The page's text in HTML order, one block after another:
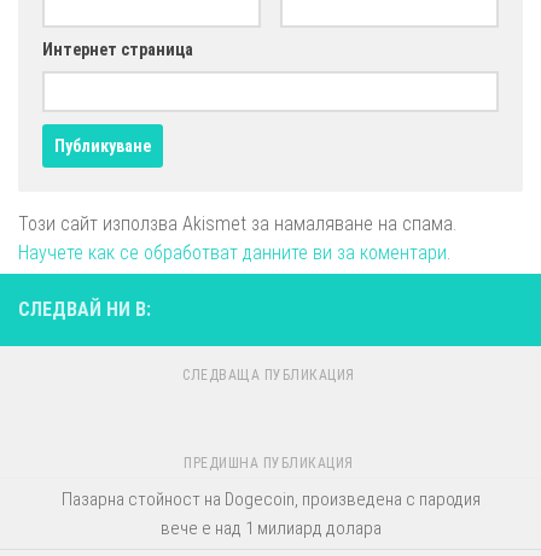
Интернет страница
Този сайт използва Akismet за намаляване на спама.
Научете как се обработват данните ви за коментари.
СЛЕДВАЙ НИ В:
СЛЕДВАЩА ПУБЛИКАЦИЯ
ПРЕДИШНА ПУБЛИКАЦИЯ
Пазарна стойност на Dogecoin, произведена с пародия
вече е над 1 милиард долара